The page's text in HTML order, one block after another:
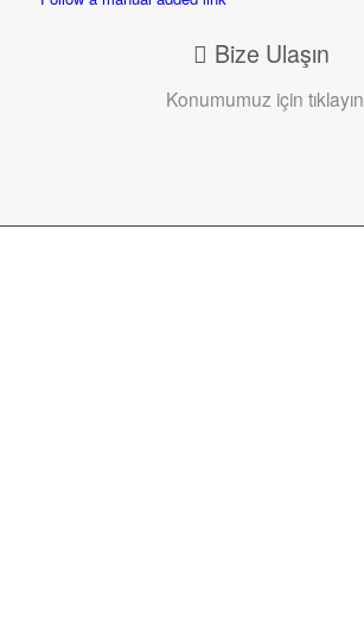
Bize Ulaşın
Konumumuz için tıklayın